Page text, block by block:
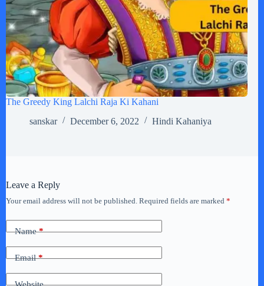
The Greedy King Lalchi Raja Ki Kahani
sanskar
December 6, 2022 Hindi Kahaniya
Leave a Reply
Your email address will not be published. Required fields are marked *
Name*
Email*